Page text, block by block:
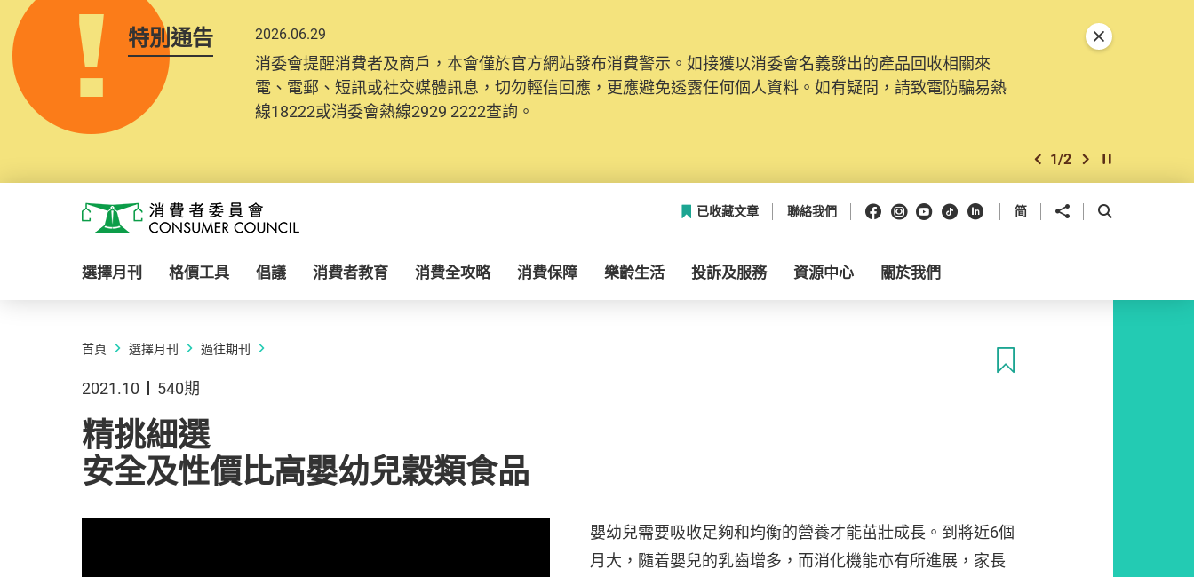
特別通告 2026.06.29
消委會提醒消費者及商戶，本會僅於官方網站發布消費警示。如接獲以消委會名義發出的產品回收相關來
電、電郵、短訊或社交媒體訊息，切勿輕信回應，更應避免透露任何個人資料。如有疑問，請致電防騙易熱
線18222或消委會熱線2929 2222查詢。
上一個
1/2 下一個開始/暫停幻燈
關閉特別通告
消費者委員會
已收藏文章 聯絡我們 Facebook
Instagram
Youtube
抖音領英 简 分享到 開啟搜尋框
選擇月刊 格價工具 倡議 消費者教育 消費全攻略 消費保障 樂齡生活 投訴及服務 資源中心 關於我們
首頁 選擇月刊 過往期刊
2021.10 540期
精挑細選
安全及性價比高嬰幼兒穀類食品
嬰幼兒需要吸收足夠和均衡的營養才能茁壯成長。到將近6個
月大，隨着嬰兒的乳齒增多，而消化機能亦有所進展，家長